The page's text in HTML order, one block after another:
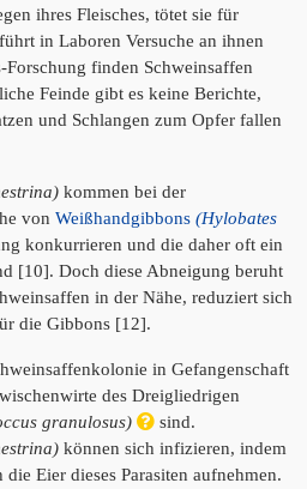
ihres Fleisches, tötet sie für
in Laboren Versuche an ihnen
finden Schweinsaffen
Feinde gibt es keine Berichte,
und Schlangen zum Opfer fallen
kommen bei der
von Weißhandgibbons (Hylobates
konkurrieren und die daher oft ein
[10]. Doch diese Abneigung beruht
in der Nähe, reduziert sich
die Gibbons [12].
in Gefangenschaft
des Dreigliedrigen
granulosus)
sind.
können sich infizieren, indem
Eier dieses Parasiten aufnehmen.